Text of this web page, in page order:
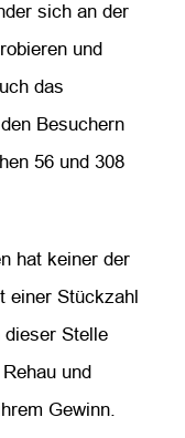
sich an der
und
das
Besuchern
56 und 308
hat keiner der
einer Stückzahl
dieser Stelle
und
Gewinn.